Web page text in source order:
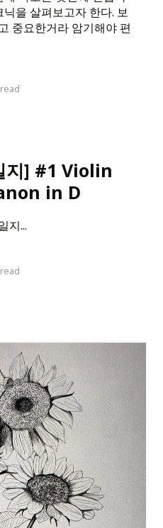
을 살펴보고자 한다. 보
중요한거라 암기해야 편
지] #1 Violin
in D
지...